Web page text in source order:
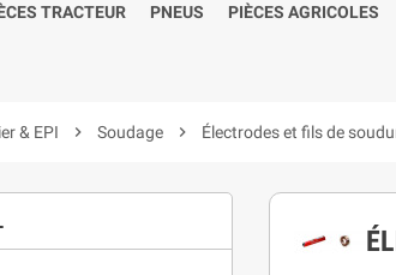
TRACTEUR PNEUS PIÈCES AGRICOLES
& EPI chevron_right Soudage chevron_right Électrodes et fils de